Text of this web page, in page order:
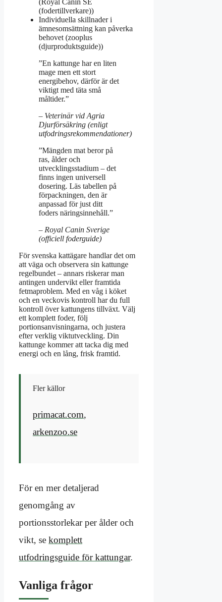
(Royal Canin SE
(fodertillverkare))
Individuella skillnader i
ämnesomsättning kan påverka
behovet (zooplus
(djurproduktsguide))
”En kattunge har en liten
mage men ett stort
energibehov, därför är det
viktigt med täta små
måltider.”
– Veterinär vid Agria
Djurförsäkring (enligt
utfodringsrekommendationer)
”Mängden mat beror på
ras, ålder och
utvecklingsstadium – det
finns ingen universell
dosering. Läs tabellen på
förpackningen, den är
anpassad för just ditt
foders näringsinnehåll.”
– Royal Canin Sverige
(officiell foderguide)
För svenska kattägare handlar det om
att väga och observera sin kattunge
regelbundet – annars riskerar man
antingen undervikt eller framtida
fetmaproblem. Med en våg i köket
och en veckovis kontroll har du full
kontroll över kattungens tillväxt. Välj
ett komplett foder, följ
portionsanvisningarna, och justera
efter verklig viktutveckling. Din
kattunge kommer att tacka dig med
energi och en lång, frisk framtid.
Fler källor
primacat.com,
arkenzoo.se
För en mer detaljerad
genomgång av
portionsstorlekar per ålder och
vikt, se komplett
utfodringsguide för kattungar.
Vanliga frågor